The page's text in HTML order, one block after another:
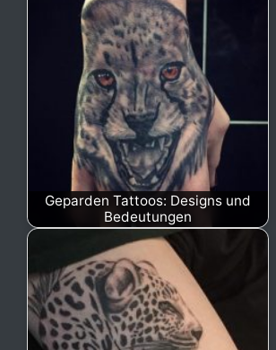
Geparden Tattoos: Designs und
Bedeutungen